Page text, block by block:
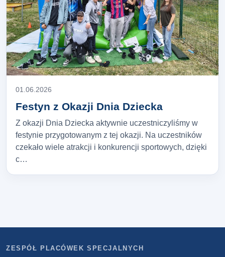
01.06.2026
Festyn z Okazji Dnia Dziecka
Z okazji Dnia Dziecka aktywnie uczestniczyliśmy w
festynie przygotowanym z tej okazji. Na uczestników
czekało wiele atrakcji i konkurencji sportowych, dzięki
c…
ZESPÓŁ PLACÓWEK SPECJALNYCH